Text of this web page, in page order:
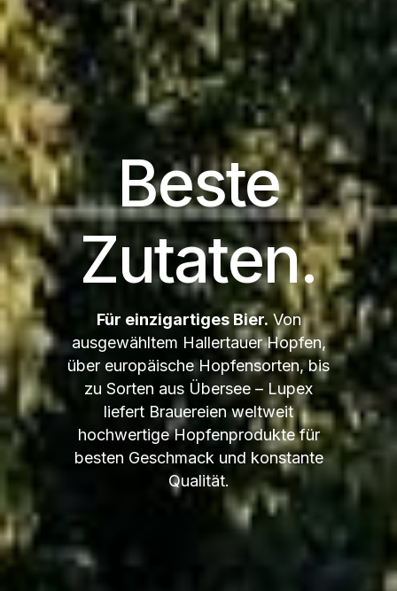
Beste
Zutaten.
Für einzigartiges Bier.Von
ausgewähltem Hallertauer Hopfen,
über europäische Hopfensorten, bis
zu Sorten aus Übersee – Lupex
liefert Brauereien weltweit
hochwertige Hopfenprodukte für
besten Geschmack und konstante
Qualität.